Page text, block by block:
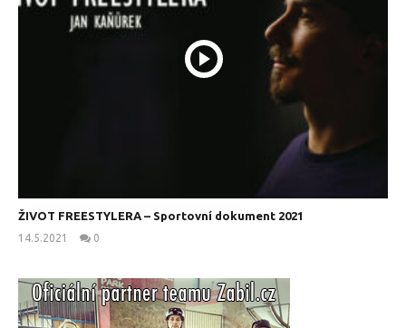
ŽIVOT FREESTYLERA – Sportovní dokument 2021
14.5.2021
0